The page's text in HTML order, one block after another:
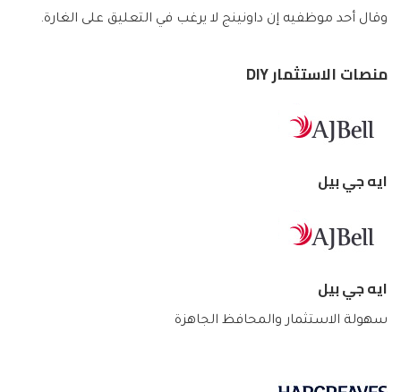
وقال أحد موظفيه إن داونينج لا يرغب في التعليق على الغارة.
منصات الاستثمار DIY
ايه جي بيل
ايه جي بيل
سهولة الاستثمار والمحافظ الجاهزة